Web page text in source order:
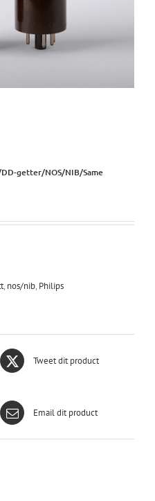
getter/NOS/NIB/Same
, nos/nib, Philips
Tweet dit product
Email dit product